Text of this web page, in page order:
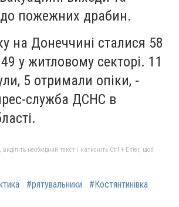
до пожежних драбин.
на Донеччині сталися 58
у житловому секторі. 11
5 отримали опіки, -
служба ДСНС в
необхідний текст і натисніть Ctrl + Enter, щоб
#рятувальники #Костянтинівка